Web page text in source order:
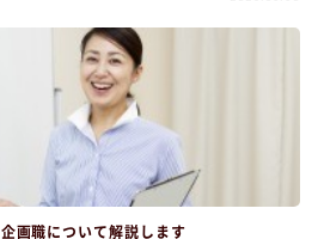
画職について解説します